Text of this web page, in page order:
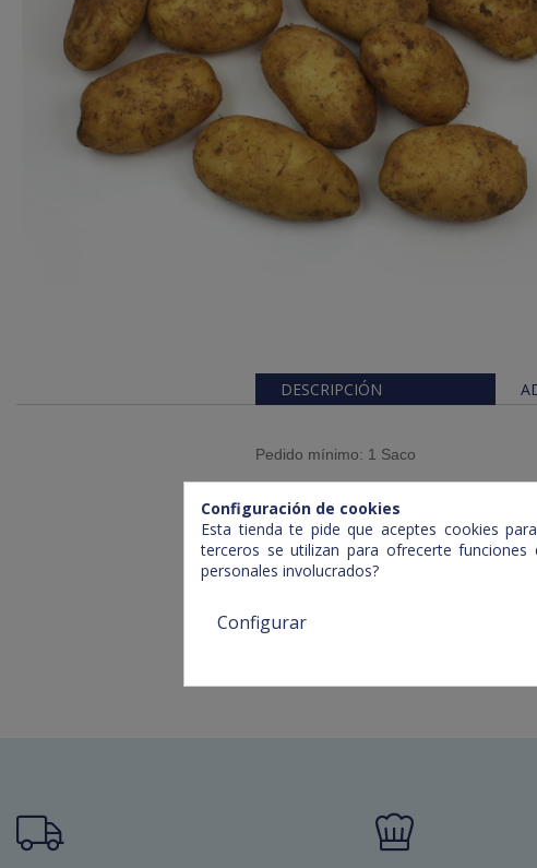
DESCRIPCIÓN
Pedido mínimo: 1 Saco
Saco de 25kg
Configuración de cookies
Esta tienda te pide que aceptes cookies
terceros se utilizan para ofrecerte
personales involucrados?
Configurar